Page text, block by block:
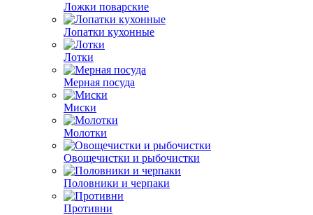
Ложки поварские
Лопатки кухонные
Лотки
Мерная посуда
Миски
Молотки
Овощечистки и рыбочистки
Половники и черпаки
Противни